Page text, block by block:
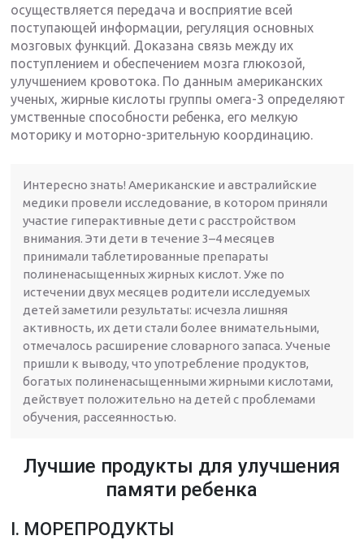
осуществляется передача и восприятие всей
поступающей информации, регуляция основных
мозговых функций. Доказана связь между их
поступлением и обеспечением мозга глюкозой,
улучшением кровотока. По данным американских
ученых, жирные кислоты группы омега-3 определяют
умственные способности ребенка, его мелкую
моторику и моторно-зрительную координацию.
Интересно знать! Американские и австралийские
медики провели исследование, в котором приняли
участие гиперактивные дети с расстройством
внимания. Эти дети в течение 3–4 месяцев
принимали таблетированные препараты
полиненасыщенных жирных кислот. Уже по
истечении двух месяцев родители исследуемых
детей заметили результаты: исчезла лишняя
активность, их дети стали более внимательными,
отмечалось расширение словарного запаса. Ученые
пришли к выводу, что употребление продуктов,
богатых полиненасыщенными жирными кислотами,
действует положительно на детей с проблемами
обучения, рассеянностью.
Лучшие продукты для улучшения
памяти ребенка
I. МОРЕПРОДУКТЫ